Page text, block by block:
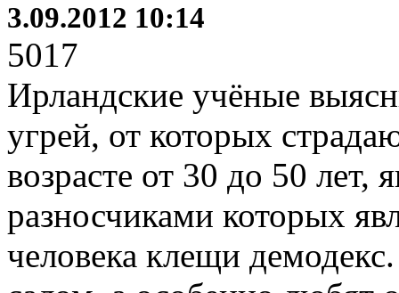
3.09.2012 10:14
5017
Ирландские учёные
угрей, от которых
возрасте от 30 до 50 лет,
разносчиками которых
человека клещи